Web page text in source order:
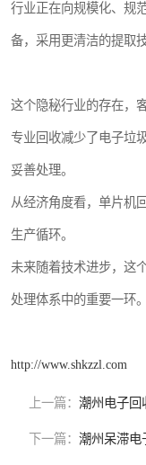
行业正在向规模化、规
备，采用更清洁的提取技
这个隐秘行业的存在，
专业回收减少了电子垃
妥善处理。
从经济角度看，单片机
生产循环。
未来随着技术进步，这
处理体系中的重要一环。
http://www.shkzzl.com
上一篇： 潮州电子回
下一篇： 潮州呆滞电